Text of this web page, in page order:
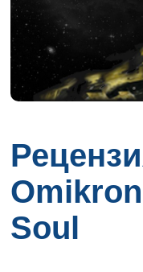
Soul